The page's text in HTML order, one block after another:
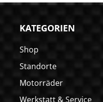
KATEGORIEN
Shop
Standorte
Motorräder
Werkstatt & Service